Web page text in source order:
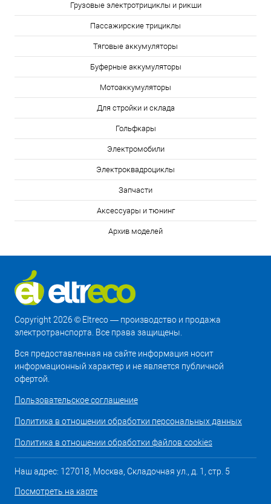
Грузовые электротрициклы и рикши
Пассажирские трициклы
Тяговые аккумуляторы
Буферные аккумуляторы
Мотоаккумуляторы
Для стройки и склада
Гольфкары
Электромобили
Электроквадроциклы
Запчасти
Аксессуары и тюнинг
Архив моделей
Copyright 2026 © Eltreco — производство и продажа
электротранспорта. Все права защищены.
Вся предоставленная на сайте информация носит
информационный характер и не является публичной
офертой.
Пользовательское соглашение
Политика в отношении обработки персональных данных
Политика в отношении обработки файлов cookies
Наш адрес: 127018, Москва, Складочная ул., д. 1, стр. 5
Посмотреть на карте